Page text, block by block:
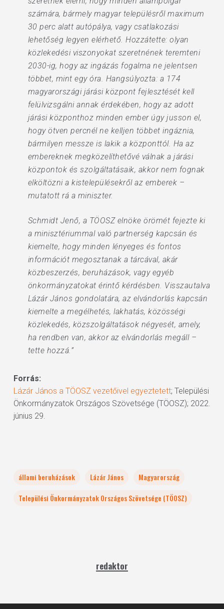
számára, bármely magyar településről maximum
30 perc alatt autópálya, vagy csatlakozási
lehetőség legyen elérhető. Hozzátette: olyan
közlekedési viszonyokat szeretnének teremteni
2030-ig, hogy az ingázás fogalma ne jelentsen
többet, mint egy óra. Hangsúlyozta: a 174
magyarországi járási központ fejlesztését kell
felülvizsgálni annak érdekében, hogy az adott
járási központhoz minden ember úgy jusson el,
hogy ötven percnél ne kelljen többet ingáznia,
bármilyen messze is lakik a központtól. Ha az
embereknek megközelíthetővé válnak a járási
központok és szolgáltatásaik, akkor nem fognak
elköltözni a kistelepülésekről az emberek –
mutatott rá a miniszter.
Schmidt Jenő, a TÖOSZ elnöke örömét fejezte ki
a minisztériummal való partnerség kapcsán és
kiemelte, hogy minden lényeges és fontos
információt megosztanak a tárcával, akár
közbeszerzés, beruházások, vagy egyéb
önkormányzatokat érintő kérdésben. Visszautalva
Lázár János gondolatára, az elvándorlás kapcsán
kiemelte a megélhetés, lakhatás, közösségi
közlekedés, közszolgáltatások négyesét, amely,
ha rendben van, akkor az elvándorlás megáll –
tette hozzá.”
Forrás:
Lázár János a TÖOSZ vezetőivel egyeztetett; Települési
Önkormányzatok Országos Szövetsége (TÖOSZ); 2022.
június 29.
állami beruházások Lázár János
Magyarország
Települési Önkormányzatok Országos Szövetsége (TÖOSZ)
redaktor